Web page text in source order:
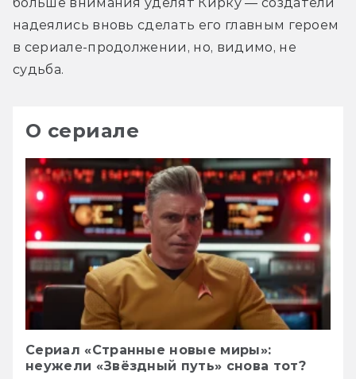
надеялись вновь сделать его главным героем
в сериале-продолжении, но, видимо, не
судьба.
О сериале
Сериал «Странные новые миры»:
неужели «Звёздный путь» снова тот?